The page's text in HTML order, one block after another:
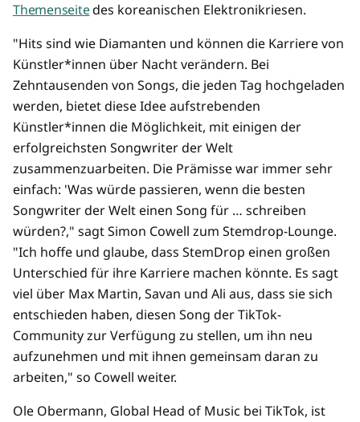
Themenseitedes koreanischen Elektronikriesen.
"Hits sind wie Diamanten und können die Karriere von
Künstler*innen über Nacht verändern. Bei
Zehntausenden von Songs, die jeden Tag hochgeladen
werden, bietet diese Idee aufstrebenden
Künstler*innen die Möglichkeit, mit einigen der
erfolgreichsten Songwriter der Welt
zusammenzuarbeiten. Die Prämisse war immer sehr
einfach: 'Was würde passieren, wenn die besten
Songwriter der Welt einen Song für … schreiben
würden?," sagt Simon Cowell zum Stemdrop-Lounge.
"Ich hoffe und glaube, dass StemDrop einen großen
Unterschied für ihre Karriere machen könnte. Es sagt
viel über Max Martin, Savan und Ali aus, dass sie sich
entschieden haben, diesen Song der TikTok-
Community zur Verfügung zu stellen, um ihn neu
aufzunehmen und mit ihnen gemeinsam daran zu
arbeiten," so Cowell weiter.
Ole Obermann, Global Head of Music bei TikTok, ist